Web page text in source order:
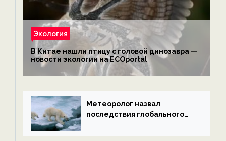
Экология
В Китае нашли птицу с головой динозавра —
новости экологии на ECOportal
Метеоролог назвал
последствия глобального